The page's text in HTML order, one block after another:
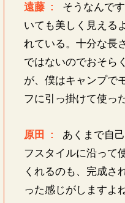
遠藤 : そうなんで
いても美しく見える
れている。十分な長
ではないのでおそら
が、僕はキャンプで
フに引っ掛けて使っ
原田 : あくまで自
フスタイルに沿って
くれるのも、完成さ
った感じがしますよね